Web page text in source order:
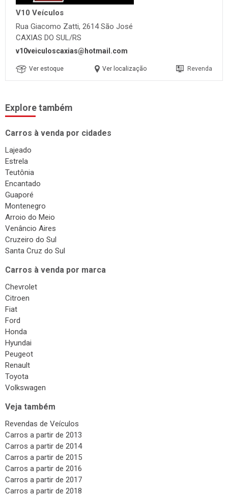
V10 Veículos
Rua Giacomo Zatti, 2614 São José
CAXIAS DO SUL/RS
v10veiculoscaxias@hotmail.com
Ver estoque Ver localização Revenda
Explore também
Carros à venda por cidades
Lajeado
Estrela
Teutônia
Encantado
Guaporé
Montenegro
Arroio do Meio
Venâncio Aires
Cruzeiro do Sul
Santa Cruz do Sul
Carros à venda por marca
Chevrolet
Citroen
Fiat
Ford
Honda
Hyundai
Peugeot
Renault
Toyota
Volkswagen
Veja também
Revendas de Veículos
Carros a partir de 2013
Carros a partir de 2014
Carros a partir de 2015
Carros a partir de 2016
Carros a partir de 2017
Carros a partir de 2018